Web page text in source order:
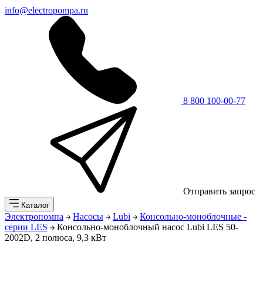
info@electropompa.ru
8 800 100-00-77
Отправить запрос
Каталог
Электропомпа Насосы Lubi
Консольно-моноблочные -
серии LES
Консольно-моноблочный насос Lubi LES 50-
2002D, 2 полюса, 9,3 кВт